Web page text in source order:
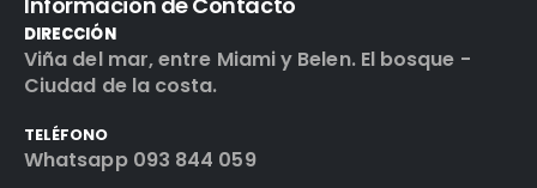
DIRECCIÓN
Viña del mar, entre Miami y Belen. El bosque -
Ciudad de la costa.
TELÉFONO
Whatsapp 093 844 059